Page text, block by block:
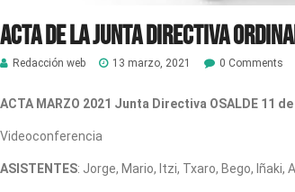
Acta de la Junta Directiva
Redacción web 13 marzo, 2021 0 Comments
ACTA MARZO 2021 Junta Directiva OSALDE 11
Videoconferencia
ASISTENTES: Jorge, Mario, Itzi, Txaro, Bego, Iñaki,